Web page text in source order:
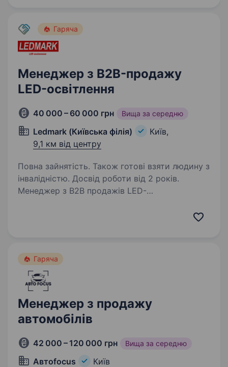
Гаряча
Менеджер з B2B-продажу
LED-освітлення
40 000 – 60 000 грн Вища за середню
Ledmark (Київська філія)
Київ,
9,1 км від центру
Повна зайнятість. Також готові взяти людину з
інвалідністю. Досвід роботи від 2 років.
Менеджер з B2B продажів LED-
до 60000+ грн без верхньої межіLEDMARK —
Ми комплектуємо освітленням будівельні,…
Гаряча
Менеджер з продажу
автомобілів
42 000 – 120 000 грн Вища за середню
Автоfocus Київ